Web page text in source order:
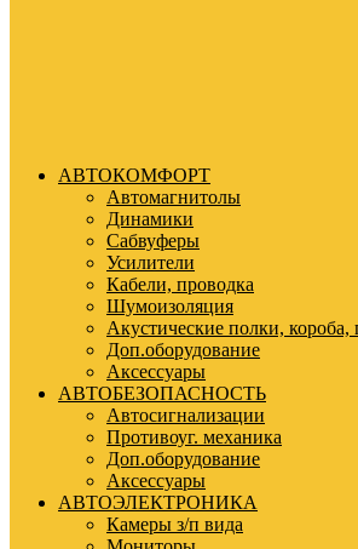
АВТОКОМФОРТ
Автомагнитолы
Динамики
Сабвуферы
Усилители
Кабели, проводка
Шумоизоляция
Акустические полки,
Доп.оборудование
Аксессуары
АВТОБЕЗОПАСНОСТЬ
Автосигнализации
Противоуг. механика
Доп.оборудование
Аксессуары
АВТОЭЛЕКТРОНИКА
Камеры з/п вида